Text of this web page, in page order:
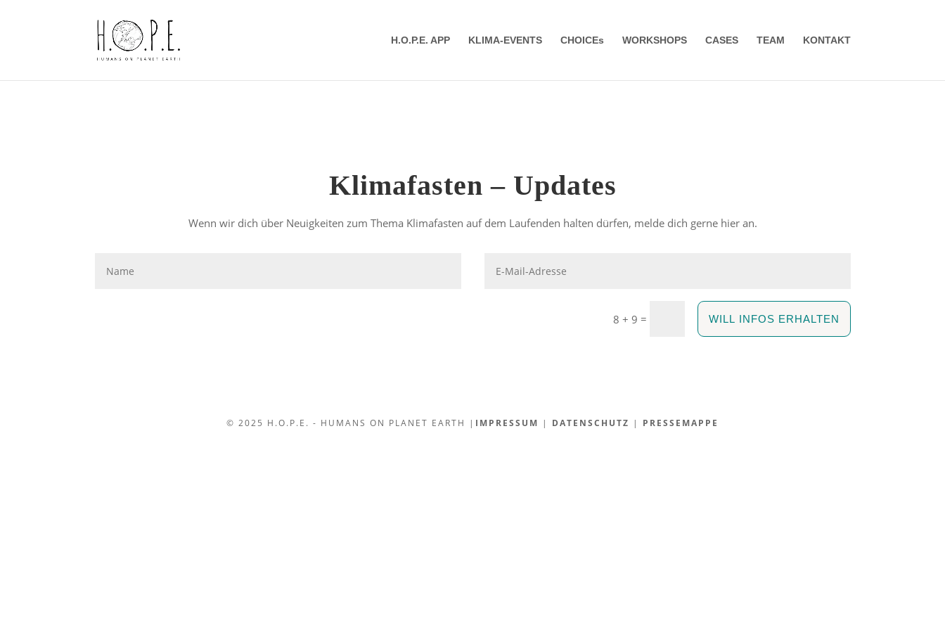
H.O.P.E. APP KLIMA-EVENTS CHOICEs WORKSHOPS CASES TEAM KONTAKT
Klimafasten – Updates
Wenn wir dich über Neuigkeiten zum Thema Klimafasten auf dem Laufenden halten dürfen, melde dich gerne hier an.
8 + 9 = WILL INFOS ERHALTEN
© 2025 H.O.P.E. - HUMANS ON PLANET EARTH | IMPRESSUM | DATENSCHUTZ | PRESSEMAPPE